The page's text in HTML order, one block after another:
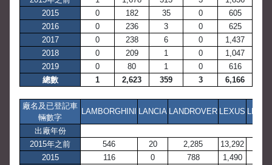
2015
0 182 35 0
605
2016
0 236 3 0
625
2017
0 238 6 0
1,437
2018
0 209 1 0
1,047
2019
0 80 1 0
616
總數
1 2,623 359 3 6,166
廠名及已登記車
輛數字
LAMBORGHINI LANCIA LANDROVER LEXUS
出廠年份
2015年之前
546 20 2,285 13,292
2015
116 0 788 1,490